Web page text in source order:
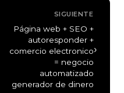
SIGUIENTE
Página web + SEO +
autoresponder +
comercio electronico
= negocio
automatizado
generador de dinero
›